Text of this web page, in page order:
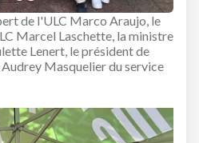
de l'ULC Marco Araujo, le
Marcel Laschette, la ministre
Lenert, le président de
Masquelier du service